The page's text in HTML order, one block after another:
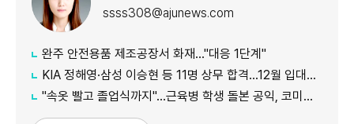
ssss308@ajunews.com
완주 안전용품 제조공장서 화재…"대응 1단계"
KIA 정해영·삼성 이승현 등 11명 상무 합격…12월 입대해 2028년 6월 전역
"속옷 빨고 졸업식까지"…근육병 학생 돌본 공익, 코미디언 김규원이었다